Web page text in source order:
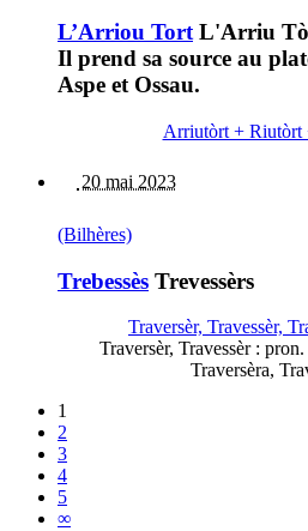
L’Arriou TortL'Arriu
Il prend sa source au
Aspe et Ossau.
Arriutòrt + Riutòrt
20 mai 2023
(Bilhères)
Trebessès Trevessèrs
Traversèr, Travessèr,
Traversèr, Travessèr :
Traversèra,
1
2
3
4
5
∞